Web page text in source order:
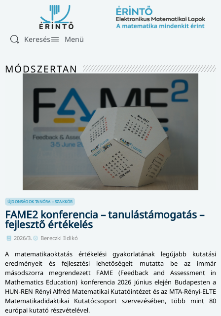
Keresés Menü
MÓDSZERTAN
ÚJDONSÁGOK TANÓRA – SZAKKÖR
FAME2 konferencia – tanulástámogatás –
fejlesztő értékelés
2026/3. Bereczki Ildikó
A matematikaoktatás értékelési gyakorlatának legújabb kutatási
eredményeit és fejlesztési lehetőségeit mutatta be az immár
másodszorra megrendezett FAME (Feedback and Assessment in
Mathematics Education) konferencia 2026 június elején Budapesten a
HUN-REN Rényi Alfréd Matematikai Kutatóintézet és az MTA-Rényi-ELTE
Matematikadidaktikai Kutatócsoport szervezésében, több mint 80
európai kutató részvételével.